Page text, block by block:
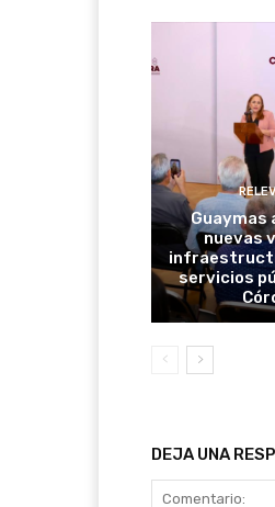
Guaymas
nuevas
servicios
DEJA UNA